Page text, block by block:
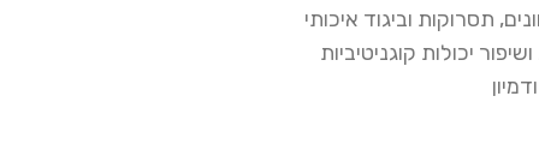
תסרוקות וביגוד איכותי
יכולות קוגניטיביות